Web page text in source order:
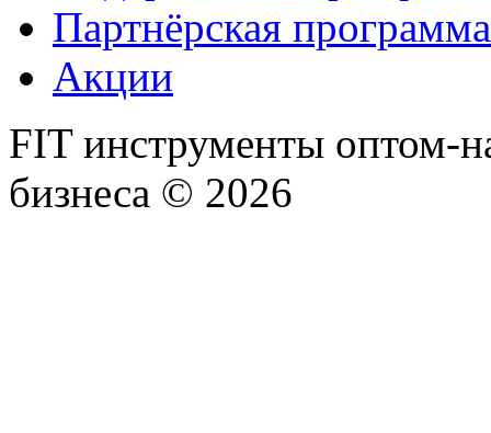
Партнёрская программа
Акции
FIT инструменты оптом-
бизнеса © 2026